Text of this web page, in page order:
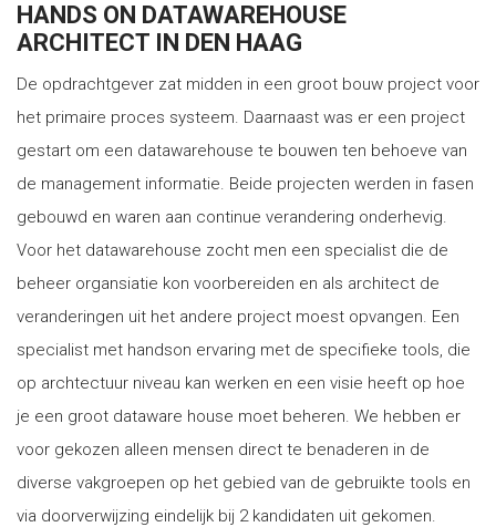
HANDS ON DATAWAREHOUSE
ARCHITECT IN DEN HAAG
De opdrachtgever zat midden in een groot bouw project voor
het primaire proces systeem. Daarnaast was er een project
gestart om een datawarehouse te bouwen ten behoeve van
de management informatie. Beide projecten werden in fasen
gebouwd en waren aan continue verandering onderhevig.
Voor het datawarehouse zocht men een specialist die de
beheer organsiatie kon voorbereiden en als architect de
veranderingen uit het andere project moest opvangen. Een
specialist met handson ervaring met de specifieke tools, die
op archtectuur niveau kan werken en een visie heeft op hoe
je een groot dataware house moet beheren. We hebben er
voor gekozen alleen mensen direct te benaderen in de
diverse vakgroepen op het gebied van de gebruikte tools en
via doorverwijzing eindelijk bij 2 kandidaten uit gekomen.